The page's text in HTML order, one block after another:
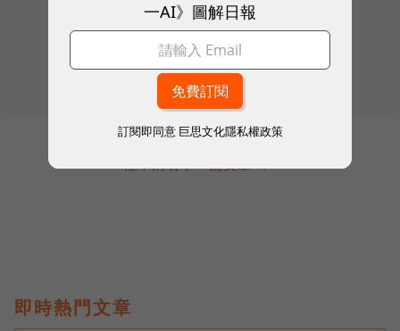
往下滑看下一篇文章
即時熱門文章
一AI》圖解日報
訂閱即同意 巨思文化隱私權政策